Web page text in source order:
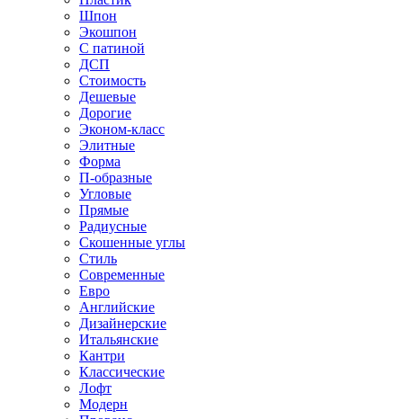
Шпон
Экошпон
С патиной
ДСП
Стоимость
Дешевые
Дорогие
Эконом-класс
Элитные
Форма
П-образные
Угловые
Прямые
Радиусные
Скошенные углы
Стиль
Современные
Евро
Английские
Дизайнерские
Итальянские
Кантри
Классические
Лофт
Модерн